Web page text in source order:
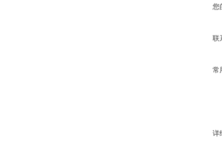
您
联
常
详